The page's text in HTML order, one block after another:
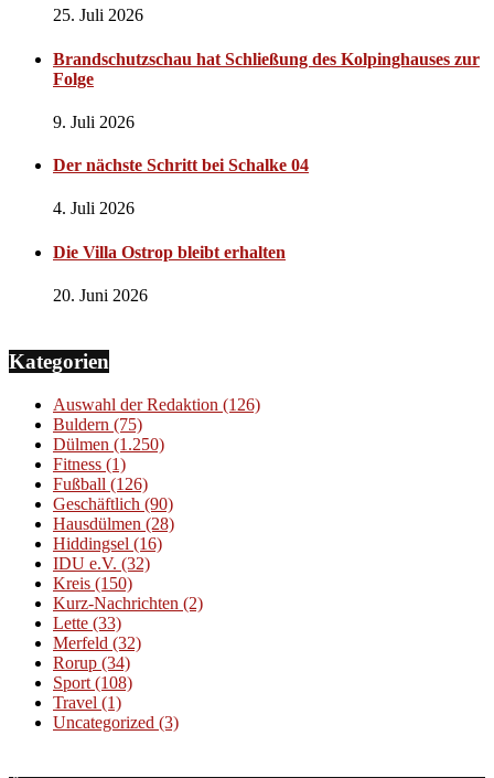
25. Juli 2026
Brandschutzschau hat Schließung des Kolpinghauses zur
Folge
9. Juli 2026
Der nächste Schritt bei Schalke 04
4. Juli 2026
Die Villa Ostrop bleibt erhalten
20. Juni 2026
Kategorien
Auswahl der Redaktion (126)
Buldern (75)
Dülmen (1.250)
Fitness (1)
Fußball (126)
Geschäftlich (90)
Hausdülmen (28)
Hiddingsel (16)
IDU e.V. (32)
Kreis (150)
Kurz-Nachrichten (2)
Lette (33)
Merfeld (32)
Rorup (34)
Sport (108)
Travel (1)
Uncategorized (3)